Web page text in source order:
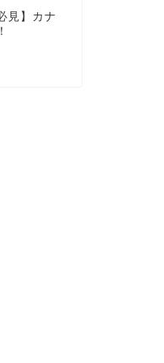
見】カナ